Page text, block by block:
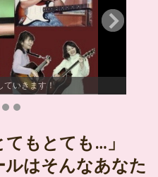
ていきます！
てもとても…」
ルはそんなあなた